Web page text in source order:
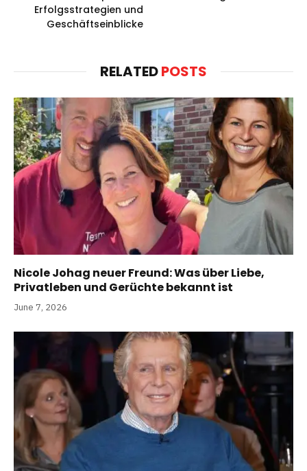
Erfolgsstrategien und
Geschäftseinblicke
RELATEDPOSTS
Nicole Johag neuer Freund: Was über Liebe,
Privatleben und Gerüchte bekannt ist
June 7, 2026